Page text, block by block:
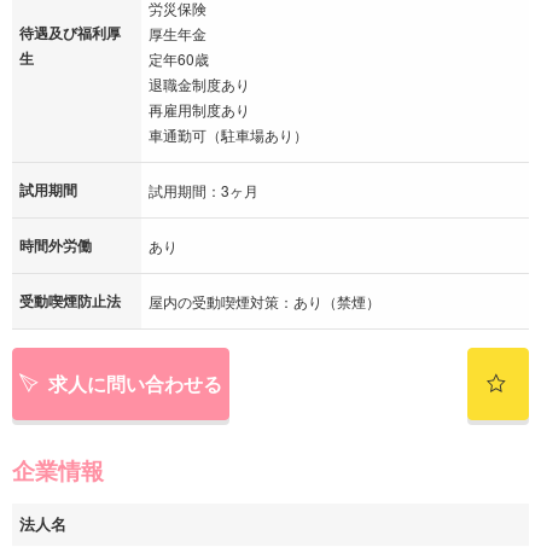
待遇及び福利厚
生
労災保険
厚生年金
定年60歳
退職金制度あり
再雇用制度あり
車通勤可（駐車場あり）
試用期間 試用期間：3ヶ月
時間外労働 あり
受動喫煙防止法 屋内の受動喫煙対策：あり（禁煙）
求人に問い合わせる
企業情報
法人名